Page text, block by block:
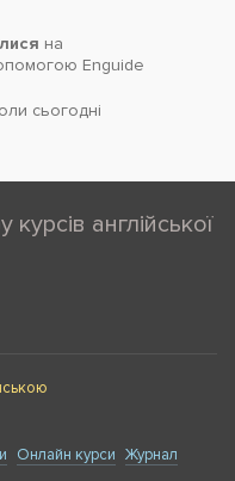
на
Enguide
cьогодні
англійської
Онлайн курси Журнал